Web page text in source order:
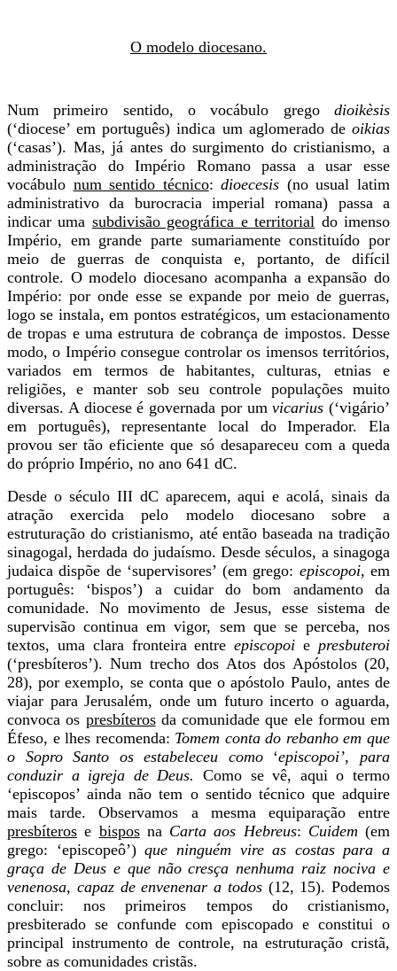
O modelo diocesano.
Num primeiro sentido, o vocábulo grego dioikèsis
(‘diocese’ em português) indica um aglomerado de oikias
(‘casas’). Mas, já antes do surgimento do cristianismo, a
administração do Império Romano passa a usar esse
vocábulo num sentido técnico:dioecesis (no usual latim
administrativo da burocracia imperial romana) passa a
indicar uma subdivisão geográfica e territorial do imenso
Império, em grande parte sumariamente constituído por
meio de guerras de conquista e, portanto, de difícil
controle. O modelo diocesano acompanha a expansão do
Império: por onde esse se expande por meio de guerras,
logo se instala, em pontos estratégicos, um estacionamento
de tropas e uma estrutura de cobrança de impostos. Desse
modo, o Império consegue controlar os imensos territórios,
variados em termos de habitantes, culturas, etnias e
religiões, e manter sob seu controle populações muito
diversas. A diocese é governada por umvicarius (‘vigário’
em português), representante local do Imperador. Ela
provou ser tão eficiente que só desapareceu com a queda
do próprio Império, no ano 641 dC.
Desde o século III dC aparecem, aqui e acolá, sinais da
atração exercida pelo modelo diocesano sobre a
estruturação do cristianismo, até então baseada na tradição
sinagogal, herdada do judaísmo. Desde séculos, a sinagoga
judaica dispõe de ‘supervisores’ (em grego: episcopoi, em
português: ‘bispos’) a cuidar do bom andamento da
comunidade. No movimento de Jesus, esse sistema de
supervisão continua em vigor, sem que se perceba, nos
textos, uma clara fronteira entreepiscopoie presbuteroi
(‘presbíteros’). Num trecho dos Atos dos Apóstolos (20,
28), por exemplo, se conta que o apóstolo Paulo, antes de
viajar para Jerusalém, onde um futuro incerto o aguarda,
convoca os presbíterosda comunidade que ele formou em
Éfeso, e lhes recomenda: Tomem conta do rebanho em que
o Sopro Santo os estabeleceu como ‘episcopoi’, para
conduzir a igreja de Deus. Como se vê, aqui o termo
‘episcopos’ ainda não tem o sentido técnico que adquire
mais tarde. Observamos a mesma equiparação entre
presbíteros e bisposna Carta aos Hebreus: Cuidem (em
grego: ‘episcopeô’)que ninguém vire as costas para a
graça de Deus e que não cresça nenhuma raiz nociva e
venenosa, capaz de envenenar a todos(12, 15). Podemos
concluir: nos primeiros tempos do cristianismo,
presbiterado se confunde com episcopado e constitui o
principal instrumento de controle, na estruturação cristã,
sobre as comunidades cristãs.